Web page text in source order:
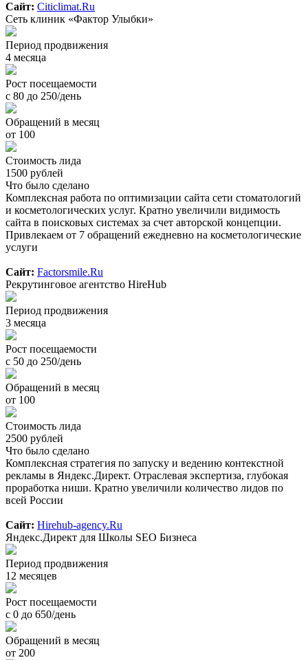
Сайт: Citiclimat.Ru
Сеть клиник «Фактор Улыбки»
Период продвижения
4 месяца
Рост посещаемости
с 80 до 250/день
Обращений в месяц
от 100
Стоимость лида
1500 рублей
Что было сделано
Комплексная работа по оптимизации сайта сети стоматологий
и косметологических услуг. Кратно увеличили видимость
сайта в поисковых системах за счет авторской концепции.
Привлекаем от 7 обращений ежедневно на косметологические
услуги
Сайт: Factorsmile.Ru
Рекрутинговое агентство HireHub
Период продвижения
3 месяца
Рост посещаемости
с 50 до 250/день
Обращений в месяц
от 100
Стоимость лида
2500 рублей
Что было сделано
Комплексная стратегия по запуску и ведению контекстной
рекламы в Яндекс.Директ. Отраслевая экспертиза, глубокая
проработка ниши. Кратно увеличили количество лидов по
всей России
Сайт: Hirehub-agency.Ru
Яндекс.Директ для Школы SEO Бизнеса
Период продвижения
12 месяцев
Рост посещаемости
с 0 до 650/день
Обращений в месяц
от 200